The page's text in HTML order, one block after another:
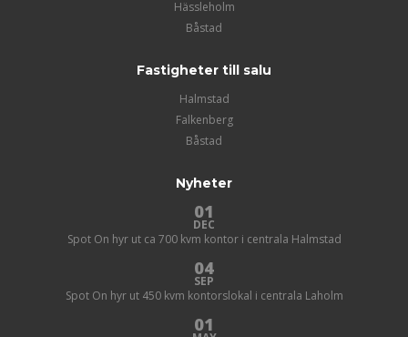
Hässleholm
Båstad
Fastigheter till salu
Halmstad
Falkenberg
Båstad
Nyheter
01
DEC
Spot On hyr ut ca 700 kvm kontor i centrala Halmstad
04
SEP
Spot On hyr ut 450 kvm kontorslokal i centrala Laholm
01